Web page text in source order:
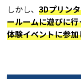
しかし、 3Dプリン
ールームに遊びに
体験イベントに参